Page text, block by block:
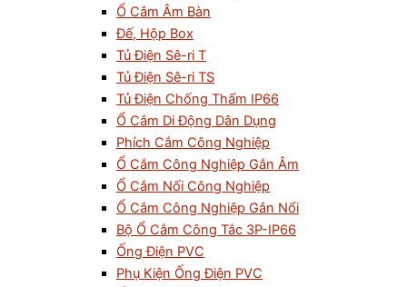
Ổ Cắm Âm Bàn
Đế, Hộp Box
Tủ Điện Sê-ri T
Tủ Điện Sê-ri TS
Tủ Điện Chống Thấm IP66
Ổ Cắm Di Động Dân Dụng
Phích Cắm Công Nghiệp
Ổ Cắm Công Nghiệp Gắn Âm
Ổ Cắm Nối Công Nghiệp
Ổ Cắm Công Nghiệp Gắn Nổi
Bộ Ổ Cắm Công Tắc 3P-IP66
Ống Điện PVC
Phụ Kiện Ống Điện PVC